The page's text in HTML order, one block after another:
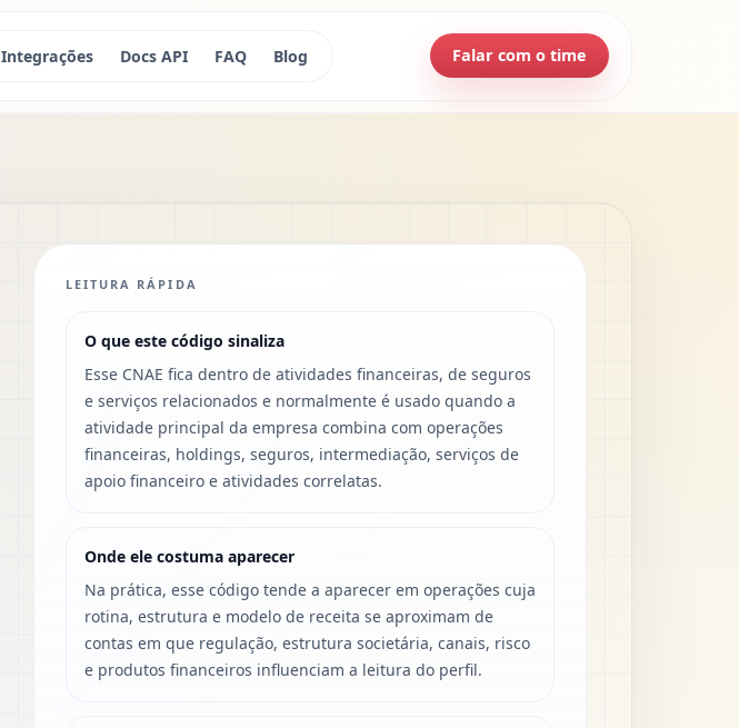
Integrações Docs API FAQ Blog Falar com o time
LEITURA RÁPIDA
O que este código sinaliza
Esse CNAE fica dentro de atividades financeiras, de seguros
e serviços relacionados e normalmente é usado quando a
atividade principal da empresa combina com operações
financeiras, holdings, seguros, intermediação, serviços de
apoio financeiro e atividades correlatas.
Onde ele costuma aparecer
Na prática, esse código tende a aparecer em operações cuja
rotina, estrutura e modelo de receita se aproximam de
contas em que regulação, estrutura societária, canais, risco
e produtos financeiros influenciam a leitura do perfil.